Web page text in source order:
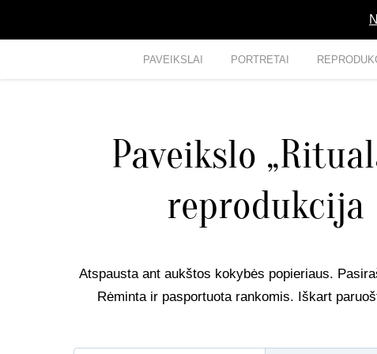
PAVEIKSLAI PORTRETAI
Paveikslo
reprodukcija
Atspausta ant aukštos kokybės popieriaus.
Rėminta ir pasportuota rankomis. Iškart